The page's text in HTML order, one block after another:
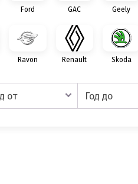
Ford GAC Geely
Ravon Renault Skoda
от Год до